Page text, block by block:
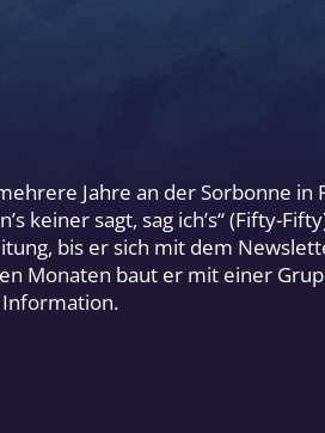
Jahre an der Sorbonne in
keiner sagt, sag ich’s“ (Fifty-
bis er sich mit dem
Monaten baut er mit einer